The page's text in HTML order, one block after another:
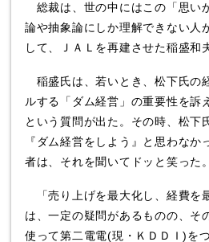
総裁は、世の中にはこの「思い
論や抽象論にしか理解できない人
して、ＪＡＬを再建させた稲盛和
稲盛氏は、若いとき、松下氏の
ルする「ダム経営」の重要性を訴
という質問が出た。その時、松下
『ダム経営をしよう』と思わな
者は、それを聞いてドッと笑った
「売り上げを最大化し、経費を
は、一定の疑問があるものの、そ
使って第二電電(現・ＫＤＤＩ)を